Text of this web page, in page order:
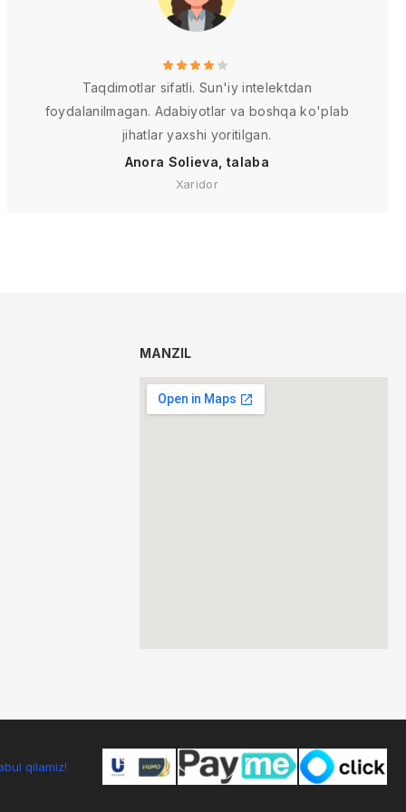
Taqdimotlar sifatli. Sun'iy intelektdan
foydalanilmagan. Adabiyotlar va boshqa ko'plab
jihatlar yaxshi yoritilgan.
Anora Solieva, talaba
Xaridor
MANZIL
qilamiz!